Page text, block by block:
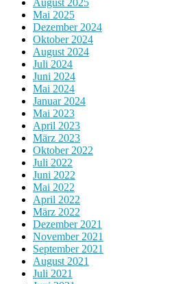
August 2025
Mai 2025
Dezember 2024
Oktober 2024
August 2024
Juli 2024
Juni 2024
Mai 2024
Januar 2024
Mai 2023
April 2023
März 2023
Oktober 2022
Juli 2022
Juni 2022
Mai 2022
April 2022
März 2022
Dezember 2021
November 2021
September 2021
August 2021
Juli 2021